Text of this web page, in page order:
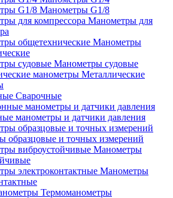
Манометры G1/8
Манометры для
Манометры
Манометры судовые
Металлические
Сварочные
манометры и датчики давления
образцовые и точных измерений
Манометры
Манометры
Термоманометры